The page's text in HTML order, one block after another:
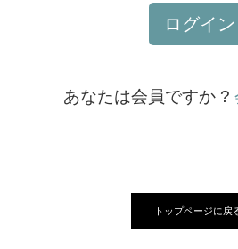
ログイン
あなたは会員ですか ?
トップページに戻